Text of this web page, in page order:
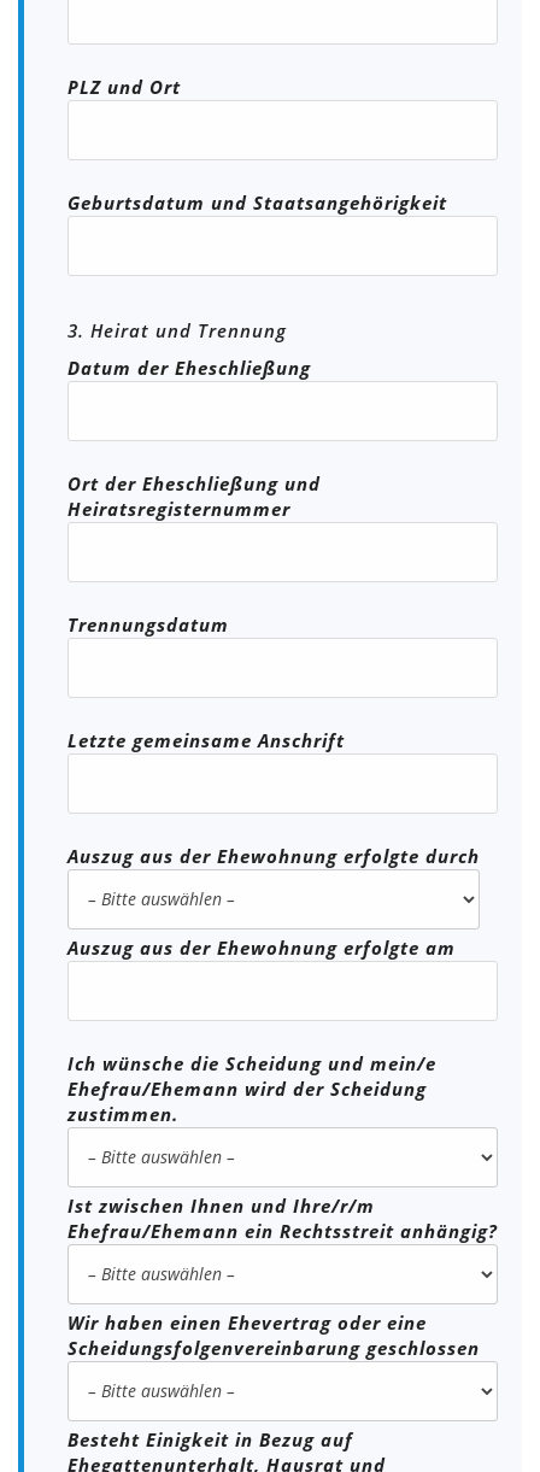
PLZ und Ort
Geburtsdatum und Staatsangehörigkeit
3. Heirat und Trennung
Datum der Eheschließung
Ort der Eheschließung und
Heiratsregisternummer
Trennungsdatum
Letzte gemeinsame Anschrift
Auszug aus der Ehewohnung erfolgte durch
Auszug aus der Ehewohnung erfolgte am
Ich wünsche die Scheidung und mein/e
Ehefrau/Ehemann wird der Scheidung
zustimmen.
Ist zwischen Ihnen und Ihre/r/m
Ehefrau/Ehemann ein Rechtsstreit anhängig?
Wir haben einen Ehevertrag oder eine
Scheidungsfolgenvereinbarung geschlossen
Besteht Einigkeit in Bezug auf
Ehegattenunterhalt, Hausrat und